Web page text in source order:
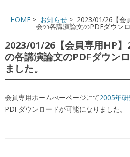
HOME > お知らせ > 2023/01/26【会
会の各講演論文のPDFダウン
2023/01/26【会員専用HP
の各講演論文のPDFダウン
ました。
会員専用ホームぺーページにて2005年
PDFダウンロードが可能になりました。